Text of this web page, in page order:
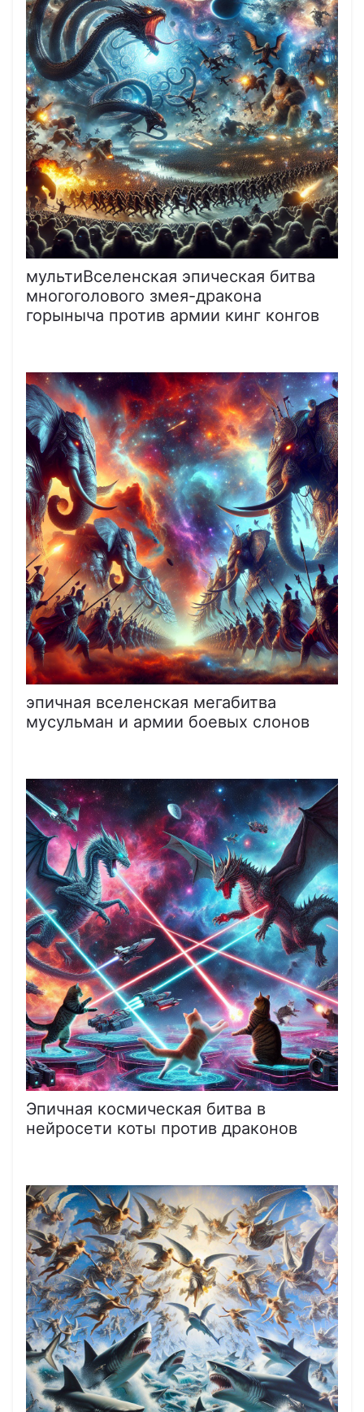
мультиВселенская эпическая битва
многоголового змея-дракона
горыныча против армии кинг конгов
эпичная вселенская мегабитва
мусульман и армии боевых слонов
Эпичная космическая битва в
нейросети коты против драконов